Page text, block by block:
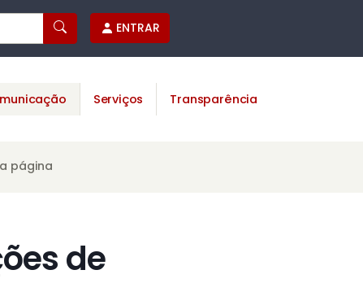
ENTRAR
Serviços Transparência
página
de